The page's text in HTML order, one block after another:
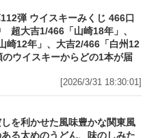
弾 ウイスキーみくじ 466口
超大吉1/466「山崎18年」、
崎12年」、大吉2/466「白州12
ウイスキーからどの1本が届
[2026/3/31 18:30:01]
を利かせた風味豊かな関東風
る太めのうどん、味のしみた